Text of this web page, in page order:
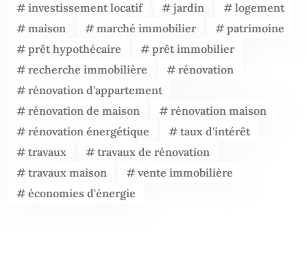
investissement locatif
jardin
logement
maison
marché immobilier
patrimoine
prêt hypothécaire
prêt immobilier
recherche immobilière
rénovation
rénovation d'appartement
rénovation de maison
rénovation maison
rénovation énergétique
taux d'intérêt
travaux
travaux de rénovation
travaux maison
vente immobilière
économies d'énergie